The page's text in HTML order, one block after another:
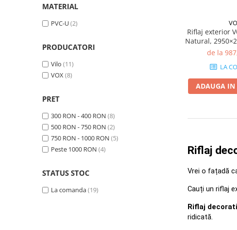
MATERIAL
PVC-U(2)
PRODUCATORI
Vilo (11)
VOX(8)
PRET
300 RON - 400 RON (8)
500 RON - 750 RON (2)
750 RON - 1000 RON (5)
Peste 1000 RON (4)
STATUS STOC
La comanda(19)
Riflaj exterior
Natural,
7.74 mp/
de la
LA
ADAUGA IN
Riflaj
Vrei o fațadă
Cauți un riflaj
Riflaj
ridicată.